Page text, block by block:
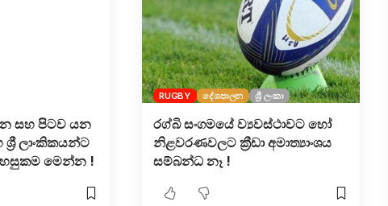
සහ පිටව යන
ලාංකිකයන්ට
මෙන්න !
RUGBY දේශපාලන ශ්‍රී ලංකා
රග්බි සංගමයේ ව්‍යවස්ථාවට හෝ
නිළවරණවලට ක්‍රීඩා අමාත්‍යාංශය
සම්බන්ධ නෑ !